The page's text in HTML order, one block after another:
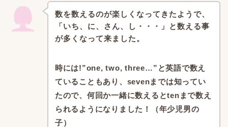
数を数えるのが楽しくなってきたようで、
「いち、に、さん、し・・・」と数える事
が多くなって来ました。
時には!”one, two, three…”と英語で数え
ていることもあり、 sevenまでは知ってい
たので、 何回か一緒に数えるとtenまで数え
られるようになりました！（年少児男の
子）